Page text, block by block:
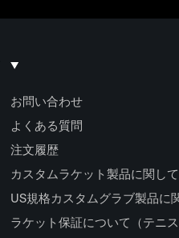
お問い合わせ
よくある質問
注文履歴
カスタムラケット製品に関して
US規格カスタムグラブ製品に
ラケット保証について（テニス